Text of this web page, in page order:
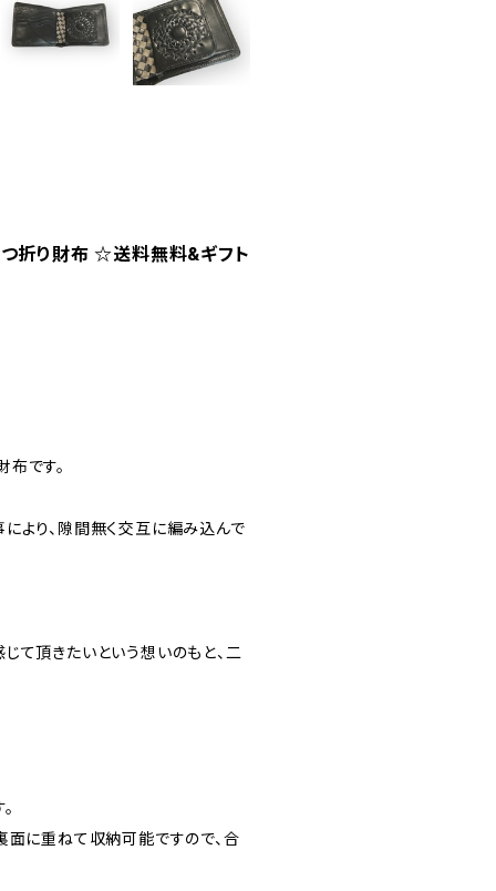
折り財布 ☆送料無料&ギフト
です。
より、隙間無く交互に編み込んで
て頂きたいという想いのもと、二
面に重ねて収納可能ですので、合